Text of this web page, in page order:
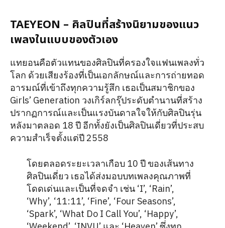
TAEYEON – ศิลปินที่สร้างนิยามของแนว
เพลงในแบบของตัวเอง
แทยอนคือตัวแทนของศิลปินที่ครองใจแฟนเพลงทั่ว
โลก ด้วยเสียงร้องที่เป็นเอกลักษณ์และการถ่ายทอด
อารมณ์ที่เข้าถึงทุกความรู้สึก เธอเป็นสมาชิกของ
Girls’ Generation วงเกิร์ลกรุ๊ประดับตำนานที่สร้าง
ปรากฏการณ์และเป็นแรงบันดาลใจให้กับศิลปินรุ่น
หลังมาตลอด 18 ปี อีกทั้งยังเป็นศิลปินเดี่ยวที่ประสบ
ความสำเร็จตั้งแต่ปี 2558
โดยตลอดระยะเวลาเกือบ 10 ปี ของเส้นทาง
ศิลปินเดี่ยว เธอได้ส่งมอบบทเพลงคุณภาพที่
โดดเด่นและเป็นที่จดจำ เช่น ‘I’, ‘Rain’,
‘Why’, ‘11:11’, ‘Fine’, ‘Four Seasons’,
‘Spark’, ‘What Do I Call You’, ‘Happy’,